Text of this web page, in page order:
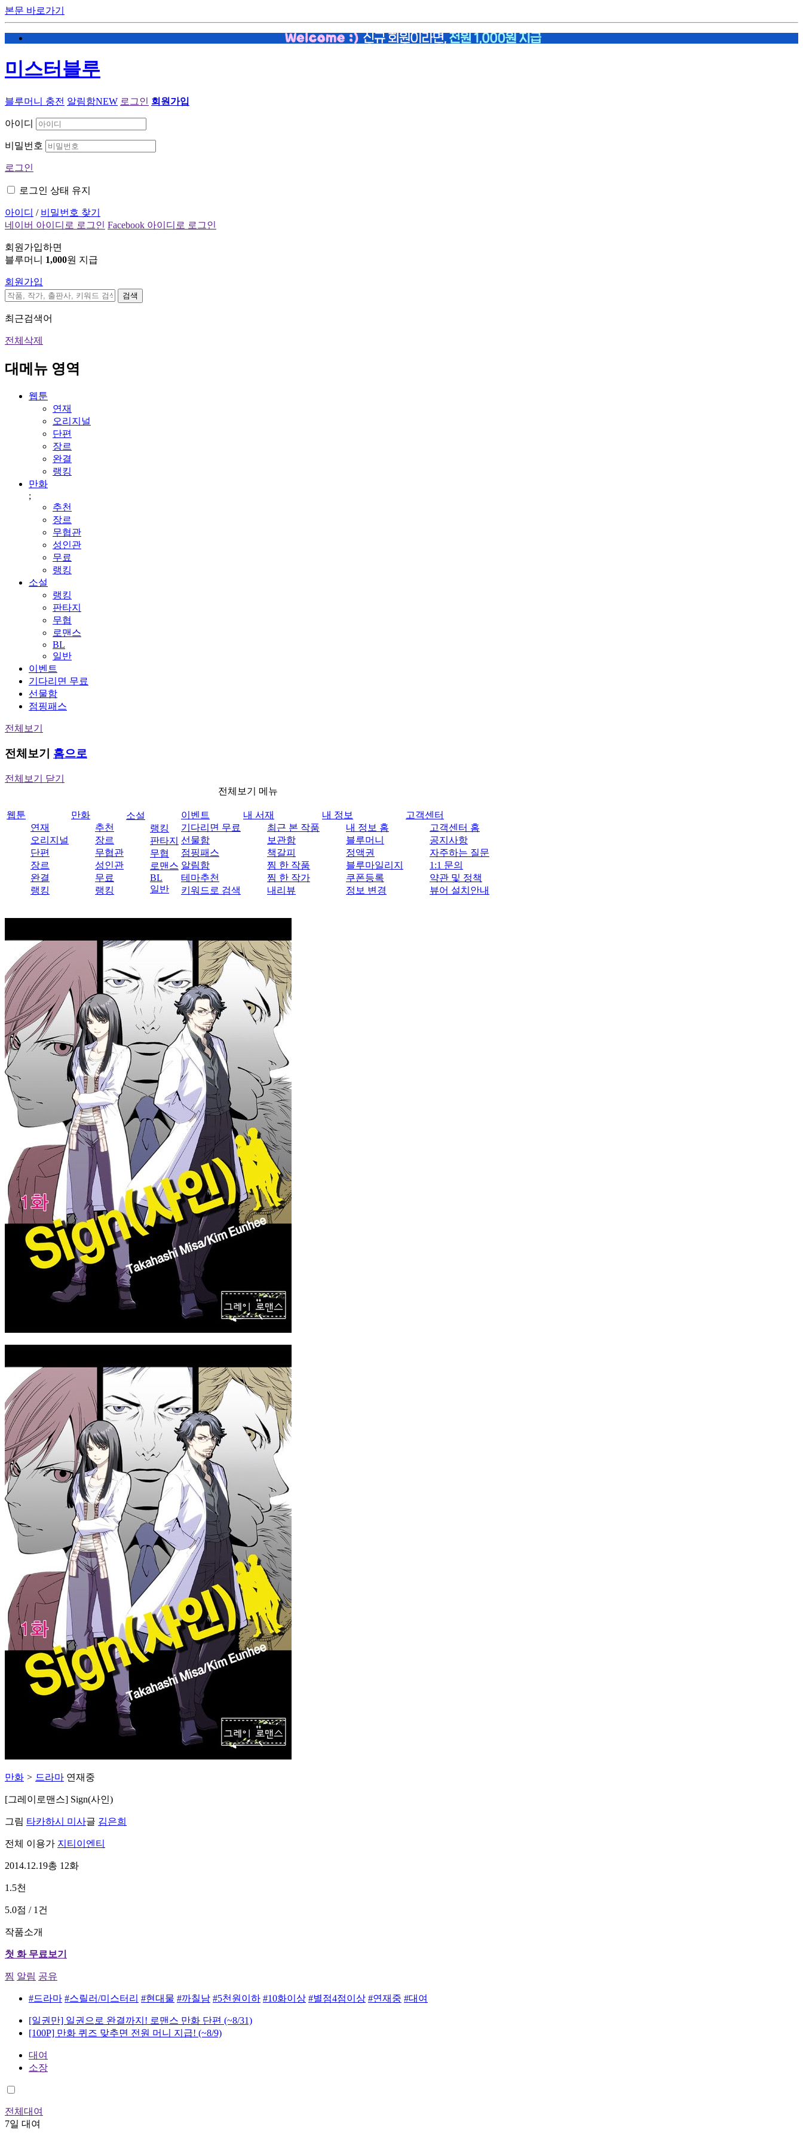
본문 바로가기
미스터블루
블루머니 충전 알림함NEW 로그인 회원가입
아이디
비밀번호
로그인
로그인 상태 유지
아이디 / 비밀번호 찾기
네이버 아이디로 로그인 Facebook 아이디로 로그인
회원가입하면
블루머니 1,000원 지급
회원가입
검색
최근검색어
전체삭제
대메뉴 영역
웹툰
연재
오리지널
단편
장르
완결
랭킹
만화
;
추천
장르
무협관
성인관
무료
랭킹
소설
랭킹
판타지
무협
로맨스
BL
일반
이벤트
기다리면 무료
선물함
점핑패스
전체보기
전체보기 홈으로
전체보기 닫기
전체보기 메뉴
웹툰
연재
오리지널
단편
장르
완결
랭킹
만화
추천
장르
무협관
성인관
무료
랭킹
소설
랭킹
판타지
무협
로맨스
BL
일반
이벤트
기다리면 무료
선물함
점핑패스
알림함
테마추천
키워드로 검색
내 서재
최근 본 작품
보관함
책갈피
찜 한 작품
찜 한 작가
내리뷰
내 정보
내 정보 홈
블루머니
정액권
블루마일리지
쿠폰등록
정보 변경
고객센터
고객센터 홈
공지사항
자주하는 질문
1:1 문의
약관 및 정책
뷰어 설치안내
만화 > 드라마 연재중
[그레이로맨스] Sign(사인)
그림 타카하시 미사글 김은희
전체 이용가 지티이엔티
2014.12.19총 12화
1.5천
5.0점 / 1건
작품소개
첫 화 무료보기
찜 알림 공유
#드라마 #스릴러/미스터리 #현대물 #까칠남 #5천원이하 #10화이상 #별점4점이상 #연재중 #대여
[일권만] 일권으로 완결까지! 로맨스 만화 단편 (~8/31)
[100P] 만화 퀴즈 맞추면 전원 머니 지급! (~8/9)
대여
소장
전체대여
7일 대여